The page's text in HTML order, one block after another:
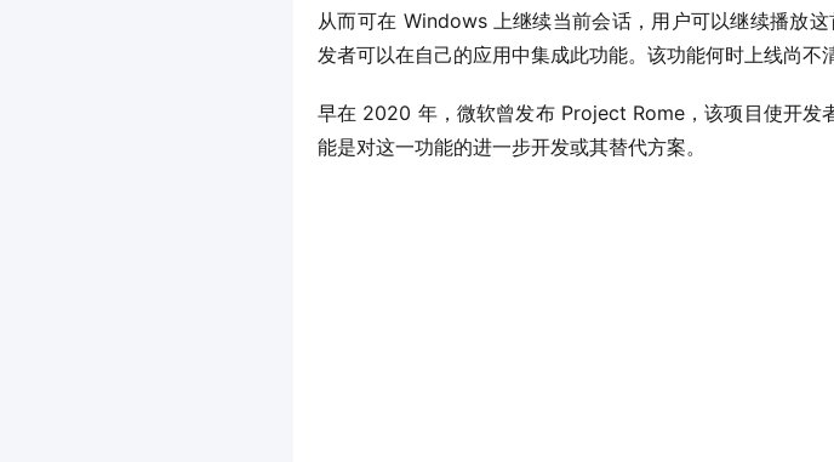
从而可在 Windows 上继续当前会话，用户可以继续播放
发者可以在自己的应用中集成此功能。该功能何时上线尚不
早在 2020 年，微软曾发布 Project Rome，该项目使开发
能是对这一功能的进一步开发或其替代方案。